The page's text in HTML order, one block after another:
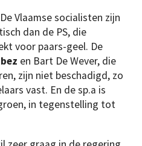
De Vlaamse socialisten zijn
dan de PS, die
voor paars-geel. De
en Bart De Wever, die
zijn niet beschadigd, zo
vast. En de sp.a is
in tegenstelling tot